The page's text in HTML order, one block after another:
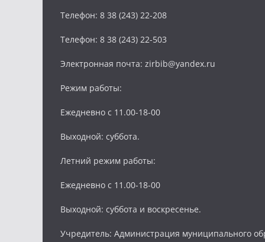
Телефон: 8 38 (243) 22-208
Телефон: 8 38 (243) 22-503
Электронная почта: zirbib@yandex.ru
Режим работы:
Ежедневно с 11.00-18-00
Выходной: суббота.
Летний режим работы:
Ежедневно с 11.00-18-00
Выходной: суббота и воскресенье.
Учредитель: Администрация муниципального